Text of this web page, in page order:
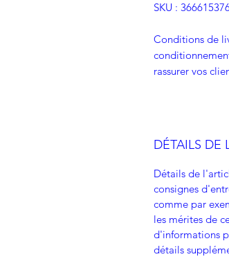
SKU :
Conditions de
rassurer vos
DÉTAILS DE
Détails de
consignes
comme par
les mérites de
d'informations
détails